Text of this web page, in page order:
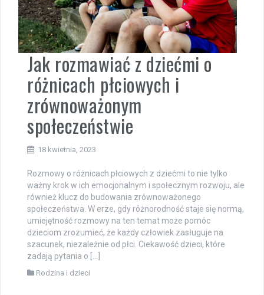
Jak rozmawiać z dziećmi o
różnicach płciowych i
zrównoważonym
społeczeństwie
18 kwietnia, 2023
Rozmowy o różnicach płciowych z dziećmi to nie tylko
ważny krok w ich emocjonalnym i społecznym rozwoju, ale
również klucz do budowania zrównoważonego
społeczeństwa. W erze, gdy różnorodność staje się normą,
umiejętność rozmowy na ten temat może pomóc
dzieciom zrozumieć, że każdy człowiek zasługuje na
szacunek, niezależnie od płci. Ciekawość dzieci, które
zadają pytania o […]
Rodzina i dzieci